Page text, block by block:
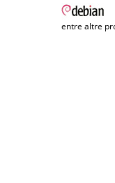
entre altre